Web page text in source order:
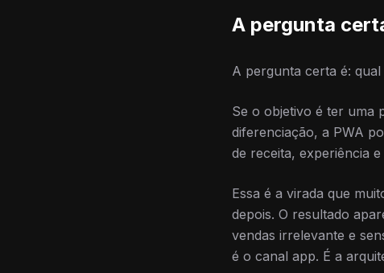
A pergunta
A pergunta certa é:
Se o objetivo é ter uma
diferenciação, a PWA
de receita, experiência
Essa é a virada que
depois. O resultado
vendas irrelevante e
é o canal app. É a